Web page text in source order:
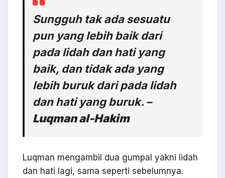
Sungguh tak ada sesuatu
pun yang lebih baik dari
pada lidah dan hati yang
baik, dan tidak ada yang
lebih buruk dari pada lidah
dan hati yang buruk. –
Luqman al-Hakim
Luqman mengambil dua gumpal yakni lidah
dan hati lagi, sama seperti sebelumnya.